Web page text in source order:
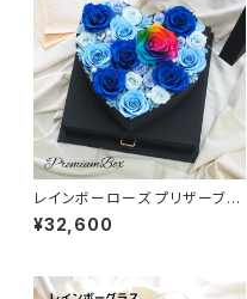
レインボーローズ プリザーブド
フラワー 大切な方へ特別な贈り
物 プレミアムボックス ブルー プ
枯れないお花
¥32,600